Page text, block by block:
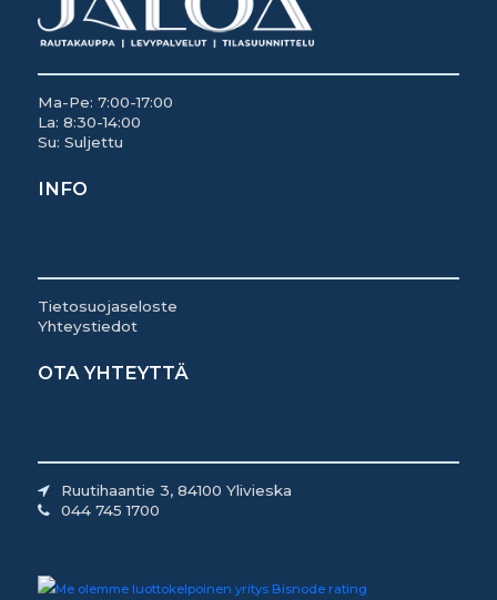
Ma-Pe: 7:00-17:00
La: 8:30-14:00
Su: Suljettu
INFO
Tietosuojaseloste
Yhteystiedot
OTA YHTEYTTÄ
Ruutihaantie 3, 84100 Ylivieska
044 745 1700